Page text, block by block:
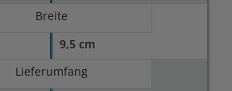
Breite
9,5 cm
Lieferumfang